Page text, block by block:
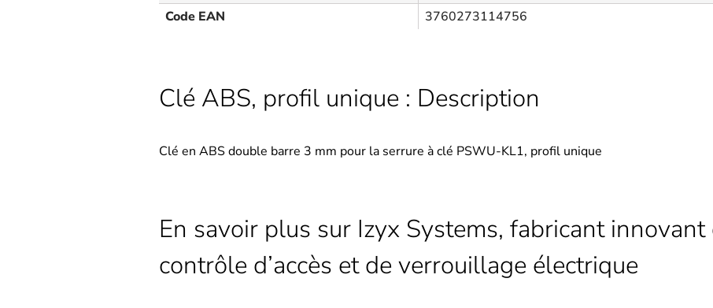
Code EAN
3760273114756
Clé ABS, profil unique : Description
Clé en ABS double barre 3 mm pour la serrure à clé PSWU-KL1, profil unique
En savoir plus sur Izyx Systems, fabricant
contrôle d’accès et de verrouillage électrique